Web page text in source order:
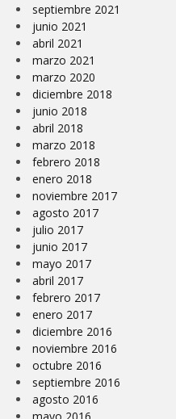
septiembre 2021
junio 2021
abril 2021
marzo 2021
marzo 2020
diciembre 2018
junio 2018
abril 2018
marzo 2018
febrero 2018
enero 2018
noviembre 2017
agosto 2017
julio 2017
junio 2017
mayo 2017
abril 2017
febrero 2017
enero 2017
diciembre 2016
noviembre 2016
octubre 2016
septiembre 2016
agosto 2016
mayo 2016